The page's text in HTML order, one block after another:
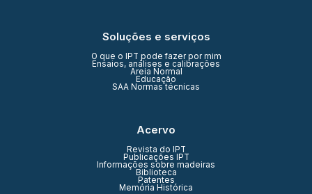
Soluções e serviços
O que o IPT pode fazer por mim
Ensaios, análises e calibrações
Areia Normal
Educação
SAA Normas técnicas
Acervo
Revista do IPT
Publicações IPT
Informações sobre madeiras
Biblioteca
Patentes
Memória Histórica